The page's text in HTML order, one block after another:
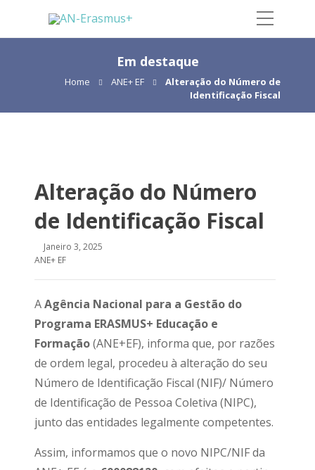
Em destaque
Home ANE+ EF
Alteração do Número de
Identificação Fiscal
Alteração do Número
de Identificação Fiscal
Janeiro 3, 2025
ANE+ EF
AAgência Nacional para a Gestão do
Programa ERASMUS+ Educação e
Formação(ANE+EF), informa que, por razões
de ordem legal, procedeu à alteração do seu
Número de Identificação Fiscal (NIF)/ Número
de Identificação de Pessoa Coletiva (NIPC),
junto das entidades legalmente competentes.
Assim, informamos que o novo NIPC/NIF da